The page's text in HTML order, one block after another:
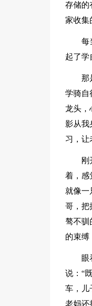
存储的
家收集
每
起了学
那
学骑自
龙头，
影从我
习，让
刚
着，感
就像一
哥，把
骜不驯
的束缚
眼
说：“
车，儿
老妈还